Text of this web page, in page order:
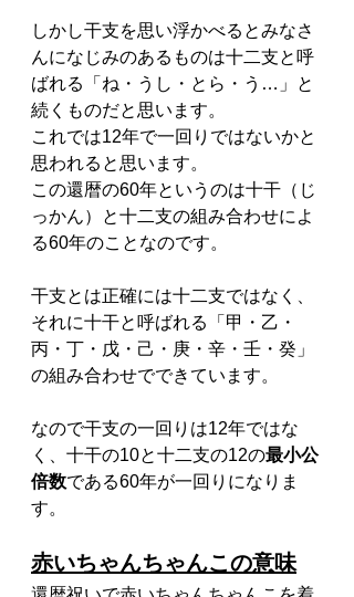
しかし干支を思い浮かべるとみなさ
んになじみのあるものは十二支と呼
ばれる「ね・うし・とら・う…」と
続くものだと思います。
これでは12年で一回りではないかと
思われると思います。
この還暦の60年というのは十干（じ
っかん）と十二支の組み合わせによ
る60年のことなのです。
干支とは正確には十二支ではなく、
それに十干と呼ばれる「甲・乙・
丙・丁・戊・己・庚・辛・壬・癸」
の組み合わせでできています。
なので干支の一回りは12年ではな
く、十干の10と十二支の12の最小公
倍数である60年が一回りになりま
す。
赤いちゃんちゃんこの意味